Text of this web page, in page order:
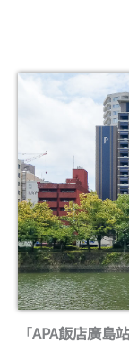
「APA飯店廣島